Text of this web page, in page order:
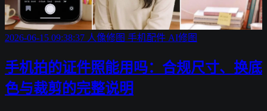
2026-06-15 09:38:37 人像修图 手机配件 AI修图
手机拍的证件照能用吗：合规尺寸、换底
色与裁剪的完整说明